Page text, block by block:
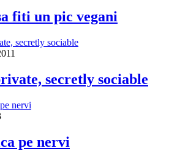
fiti un pic vegani
secretly sociable
pe nervi